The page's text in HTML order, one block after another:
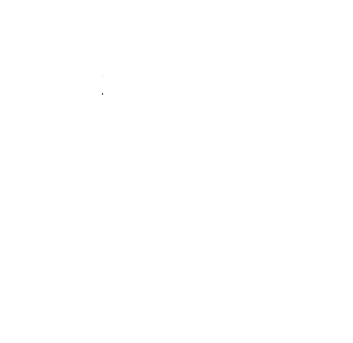
cerchio in ferro 8” per kit